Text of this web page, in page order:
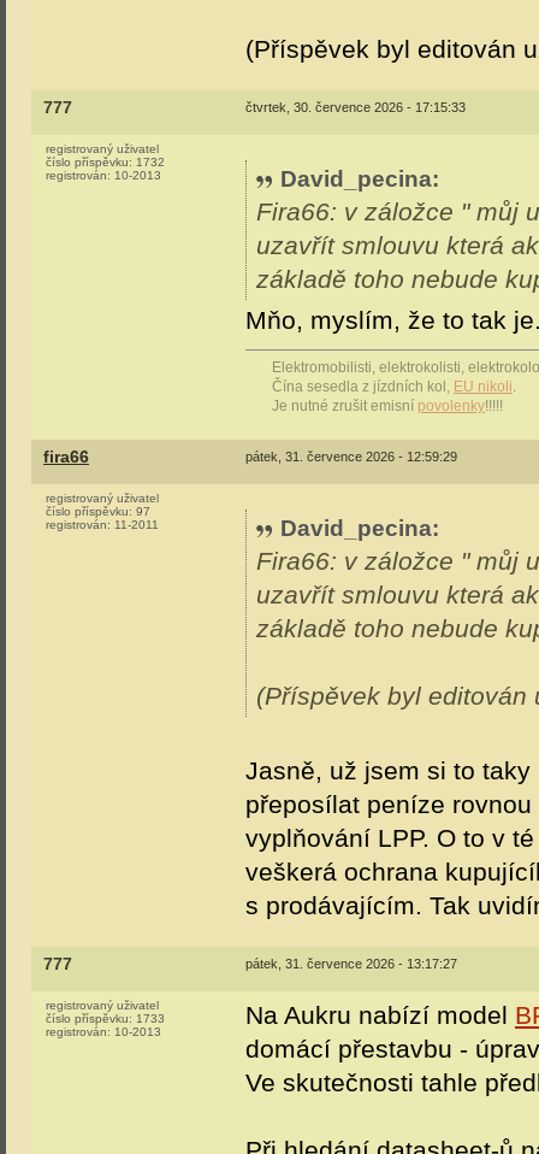
(Příspěvek byl editován
777 čtvrtek, 30. července 2026 - 17:15:33
registrovaný uživatel
číslo příspěvku: 1732
registrován: 10-2013 David_pecina:
Fira66: v záložce " můj
uzavřít smlouvu která
základě toho nebude
Mňo, myslím, že to tak
Elektromobilisti, elektrokolisti,
Čína sesedla z jízdních kol, EU nikoli.
Je nutné zrušit emisní povolenky!!!!!
fira66 pátek, 31. července 2026 - 12:59:29
registrovaný uživatel
číslo příspěvku: 97
registrován: 11-2011 David_pecina:
Fira66: v záložce " můj
uzavřít smlouvu která
základě toho nebude
(Příspěvek byl editován
Jasně, už jsem si to
přeposílat peníze
vyplňování LPP. O to v
veškerá ochrana
s prodávajícím. Tak
777 pátek, 31. července 2026 - 13:17:27
registrovaný uživatel
číslo příspěvku: 1733
registrován: 10-2013
Na Aukru nabízí model
domácí přestavbu -
Ve skutečnosti tahle